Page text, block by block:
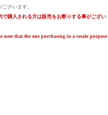
ざいます。
購入される方は販売をお断りする事がござい
note that the one purchasing in a resale purpose